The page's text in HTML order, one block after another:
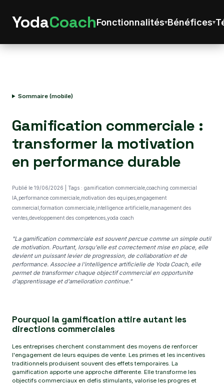
YodaCoachFonctionnalités Bénéfices
Sommaire (mobile)
Gamification commerciale :
transformer la motivation
en performance durable
Publié le 19/06/2026 | Tags : gamification commerciale,coaching commercial
IA,performance commerciale,motivation des equipes,engagement
commercial,formation commerciale,intelligence artificielle,management des
ventes,developpement des competences,yoda coach
"La gamification commerciale est souvent percue comme un simple outil
de motivation. Pourtant, lorsqu'elle est correctement mise en place, elle
devient un puissant levier de progression, de collaboration et de
performance. Associee a l'intelligence artificielle de Yoda Coach, elle
permet de transformer chaque objectif commercial en opportunite
d'apprentissage et d'amelioration continue."
Pourquoi la gamification attire autant les
directions commerciales
Les entreprises cherchent constamment des moyens de renforcer
l'engagement de leurs equipes de vente. Les primes et les incentives
traditionnels produisent souvent des effets temporaires. La
gamification apporte une approche differente. Elle transforme les
objectifs commerciaux en defis stimulants, valorise les progres et